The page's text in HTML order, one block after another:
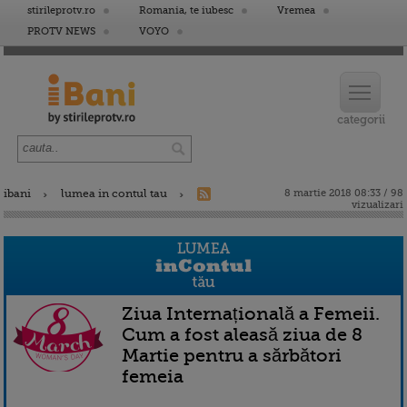
stirileprotv.ro Romania, te iubesc
Vremea
PROTV NEWS
VOYO
ibani lumea in contul tau
8 martie 2018 08:33 / 98
vizualizari
Ziua Internațională a Femeii.
Cum a fost aleasă ziua de 8
Martie pentru a sărbători
femeia